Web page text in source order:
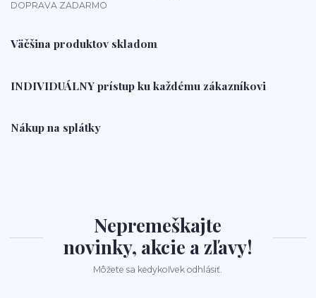
DOPRAVA ZADARMO
Väčšina produktov skladom
INDIVIDUÁLNY prístup ku každému zákazníkovi
Nákup na splátky
Nepremeškajte
novinky, akcie a zľavy!
Môžete sa kedykoľvek odhlásiť.